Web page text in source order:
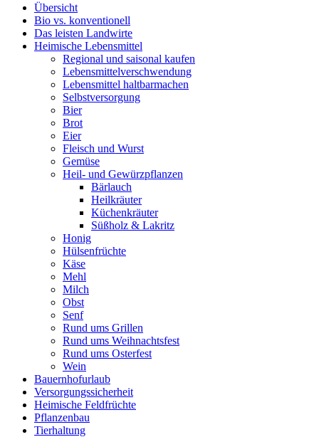
Übersicht
Bio vs. konventionell
Das leisten Landwirte
Heimische Lebensmittel
Regional und saisonal kaufen
Lebensmittelverschwendung
Lebensmittel haltbarmachen
Selbstversorgung
Bier
Brot
Eier
Fleisch und Wurst
Gemüse
Heil- und Gewürzpflanzen
Bärlauch
Heilkräuter
Küchenkräuter
Süßholz & Lakritz
Honig
Hülsenfrüchte
Käse
Mehl
Milch
Obst
Senf
Rund ums Grillen
Rund ums Weihnachtsfest
Rund ums Osterfest
Wein
Bauernhofurlaub
Versorgungssicherheit
Heimische Feldfrüchte
Pflanzenbau
Tierhaltung